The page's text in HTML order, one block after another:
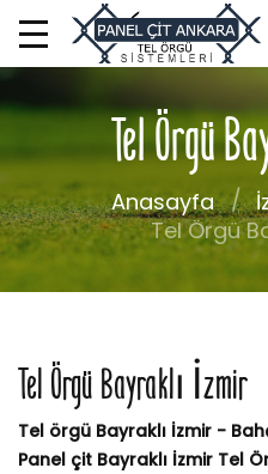
Tel Örgü
Anasayfa
Tel Örgü
Tel Örgü Bayraklı İzmir
Tel örgü Bayraklı İzmir -
Panel çit Bayraklı İzmir Tel